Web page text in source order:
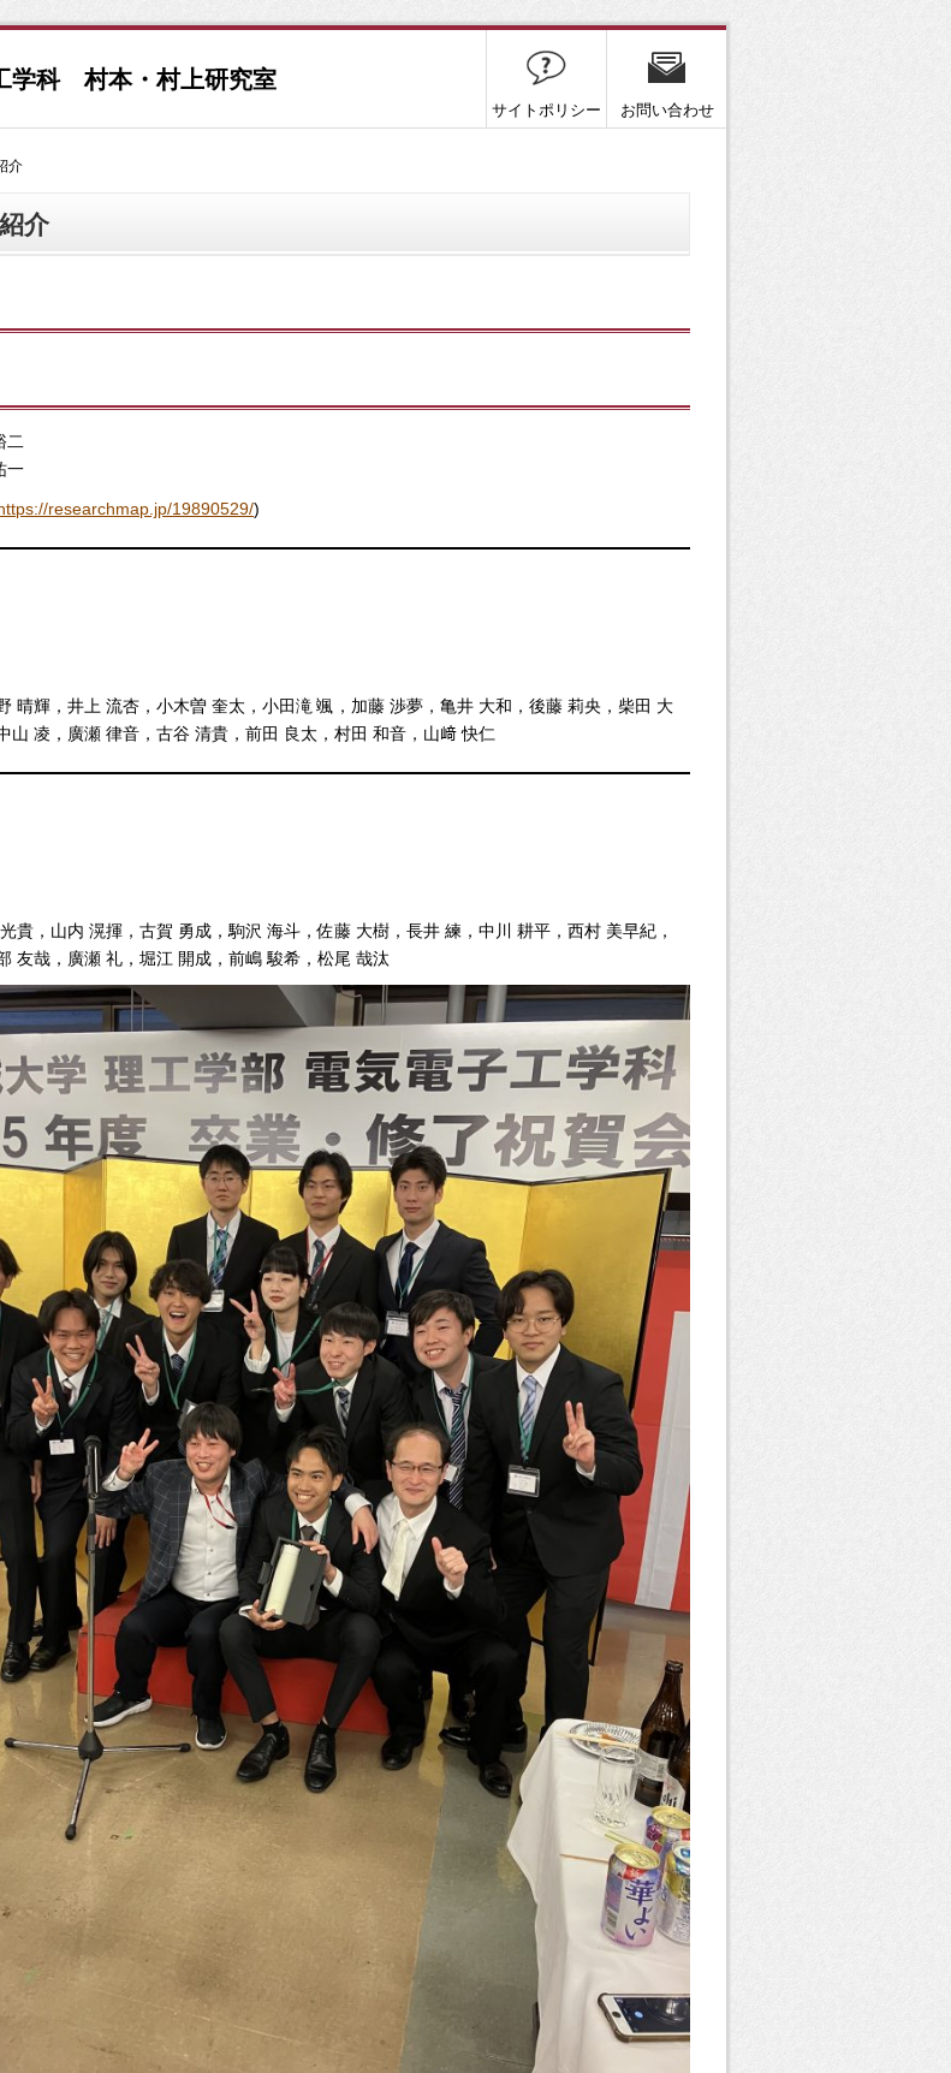
学科 村本・村上研究室
サイトポリシー お問い合わせ
介
介
一
researchmap.jp/19890529/)
晴輝，井上 流杏，小木曽 奎太，小田滝 颯，加藤 渉夢，亀井 大和，後藤 莉央，柴田 大
山 凌，廣瀬 律音，古谷 清貴，前田 良太，村田 和音，山﨑 快仁
貴，山内 滉揮，古賀 勇成，駒沢 海斗，佐藤 大樹，長井 練，中川 耕平，西村 美早紀，
友哉，廣瀬 礼，堀江 開成，前嶋 駿希，松尾 哉汰